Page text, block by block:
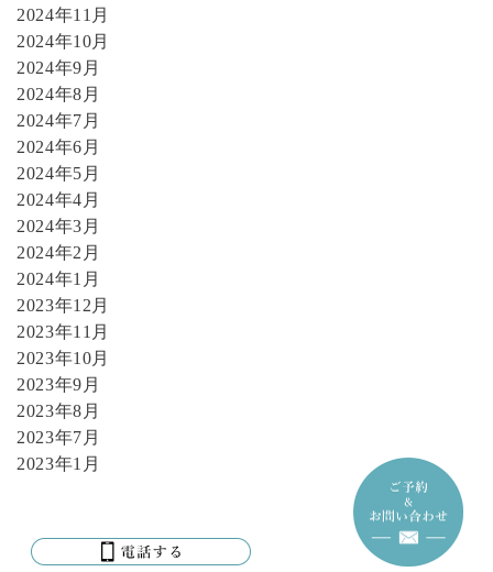
2024年11月
2024年10月
2024年9月
2024年8月
2024年7月
2024年6月
2024年5月
2024年4月
2024年3月
2024年2月
2024年1月
2023年12月
2023年11月
2023年10月
2023年9月
2023年8月
2023年7月
2023年1月